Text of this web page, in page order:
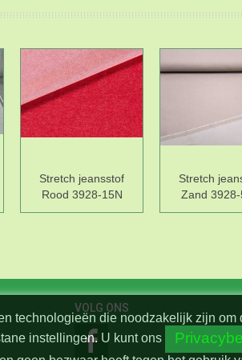
Stretch jeansstof
Rood 3928-15N
Stretch
Zand 3928-
VOLG ONS
technologieën die noodzakelijk zijn
instellingen. U kunt ons